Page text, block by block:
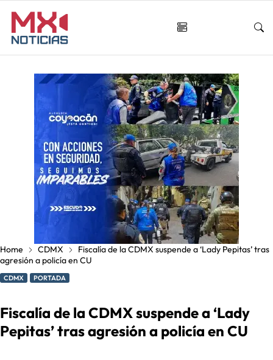
Home CDMX
Fiscalía de la CDMX suspende a ‘Lady Pepitas’ tras
agresión a policía en CU
CDMX PORTADA
Fiscalía de la CDMX suspende a ‘Lady
Pepitas’ tras agresión a policía en CU